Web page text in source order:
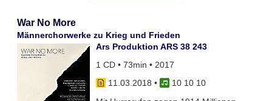
War No More
Männerchorwerke zu Krieg und Frieden
Ars Produktion ARS 38 243
1 CD • 73min • 2017
11.03.2018 •
10 10 10